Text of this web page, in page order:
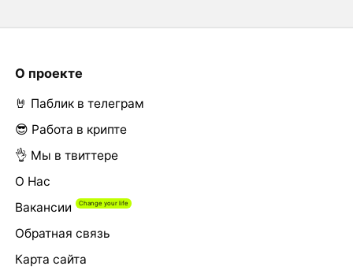
О проекте
🤘 Паблик в телеграм
😎 Работа в крипте
👌 Мы в твиттере
О Нас
Вакансии
Обратная связь
Карта сайта